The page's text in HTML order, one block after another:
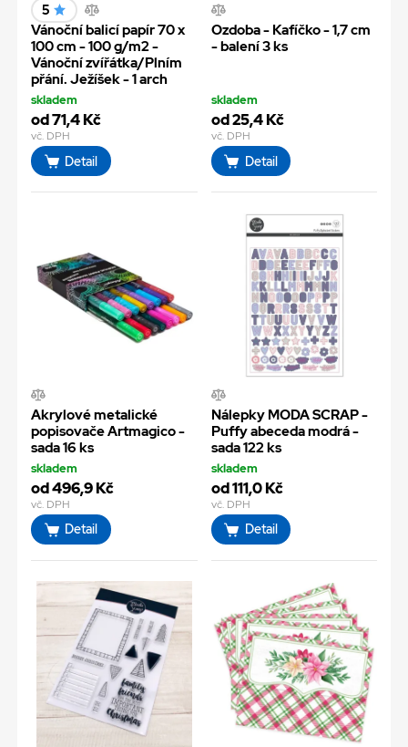
5
Vánoční balicí papír 70 x
100 cm - 100 g/m2 -
Vánoční zvířátka/Plním
přání. Ježíšek - 1 arch
skladem
od 71,4 Kč
vč. DPH
Detail
Ozdoba - Kafíčko - 1,7 cm
- balení 3 ks
skladem
od 25,4 Kč
vč. DPH
Detail
Akrylové metalické
popisovače Artmagico -
sada 16 ks
skladem
od 496,9 Kč
vč. DPH
Detail
Nálepky MODA SCRAP -
Puffy abeceda modrá -
sada 122 ks
skladem
od 111,0 Kč
vč. DPH
Detail